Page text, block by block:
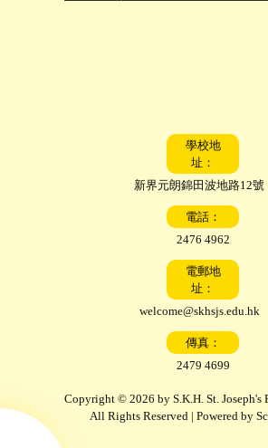
學校地
址：
新界元朗錦田波地路12號
電話：
2476 4962
電郵地
址：
welcome@skhsjs.edu.hk
傳真：
2479 4699
Copyright © 2026 by S.K.H. St. Joseph's
All Rights Reserved | Powered by